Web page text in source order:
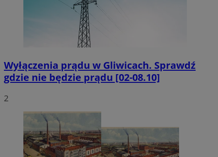
Wyłączenia prądu w Gliwicach. Sprawdź
gdzie nie będzie prądu [02-08.10]
2